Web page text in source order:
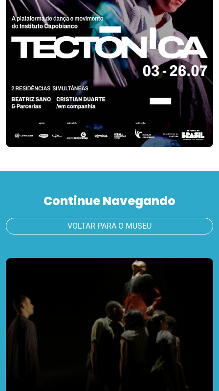
Continue Navegando
VOLTAR PARA O MUSEU